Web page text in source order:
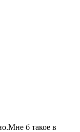
б такое в